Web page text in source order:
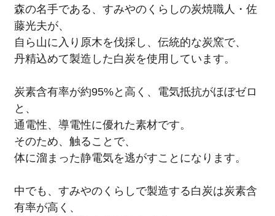
森の名手である、すみやのくらしの炭焼職人・佐
藤光夫が、
自ら山に入り原木を伐採し、伝統的な炭窯で、
丹精込めて製造した白炭を使用しています。
炭素含有率が約95%と高く、電気抵抗がほぼゼロ
と、
通電性、導電性に優れた素材です。
そのため、触ることで、
体に溜まった静電気を逃がすことになります。
中でも、すみやのくらしで製造する白炭は炭素含
有率が高く、